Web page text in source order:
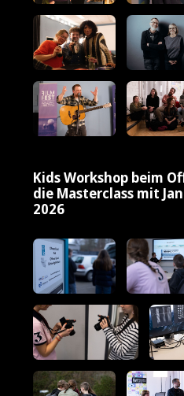
Kids Workshop beim
die Masterclass mit
2026